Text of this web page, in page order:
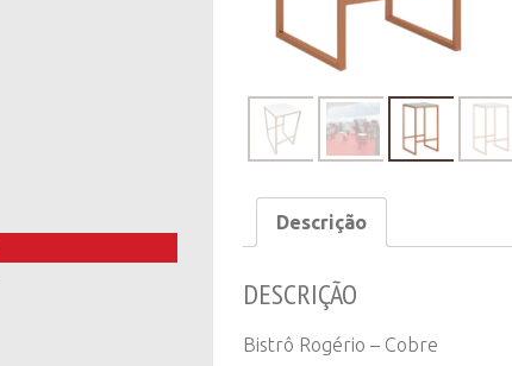
Descrição
DESCRIÇÃO
Bistrô Rogério – Cobre